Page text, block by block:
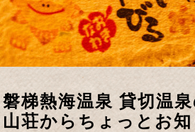
磐梯熱海温泉 貸切温
山荘からちょっとお知